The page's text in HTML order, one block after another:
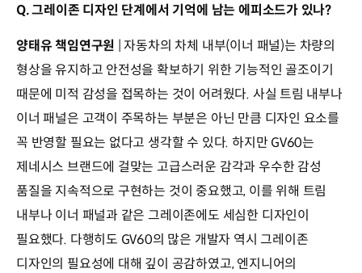
Q. 그레이존 디자인 단계에서 기억에 남는 에피소드가 있나?
양태유 책임연구원 | 자동차의 차체 내부(이너 패널)는 차량의
형상을 유지하고 안전성을 확보하기 위한 기능적인 골조이기
때문에 미적 감성을 접목하는 것이 어려웠다. 사실 트림 내부나
이너 패널은 고객이 주목하는 부분은 아닌 만큼 디자인 요소를
꼭 반영할 필요는 없다고 생각할 수 있다. 하지만 GV60는
제네시스 브랜드에 걸맞는 고급스러운 감각과 우수한 감성
품질을 지속적으로 구현하는 것이 중요했고, 이를 위해 트림
내부나 이너 패널과 같은 그레이존에도 세심한 디자인이
필요했다. 다행히도 GV60의 많은 개발자 역시 그레이존
디자인의 필요성에 대해 깊이 공감하였고, 엔지니어의